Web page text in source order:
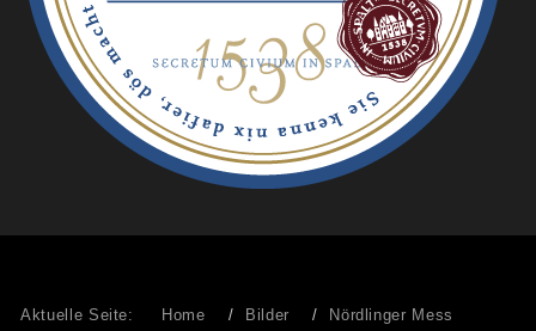
Aktuelle Seite: Home Bilder Nördlinger Mess